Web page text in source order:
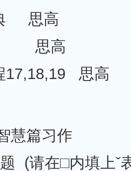
思高
思高
17,18,19 思高
慧篇习作
(请在□内填上ˇ